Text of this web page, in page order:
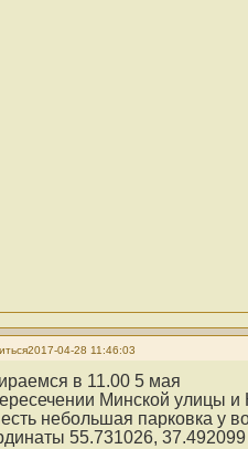
2017-04-28 11:46:03
в 11.00 5 мая
Минской улицы и
небольшая парковка у
55.731026, 37.492099